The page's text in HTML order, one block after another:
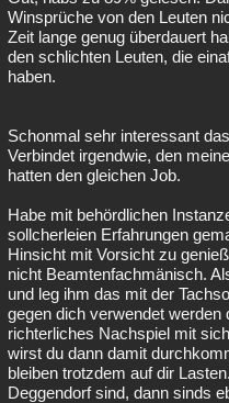
Winsprüche von den Leuten
Zeit lange genug überdauert
den schlichten Leuten, die
haben.
Schonmal sehr interessant
Verbindet irgendwie, den
hatten den gleichen Job.
Habe mit behördlichen
sollcherleien Erfahrungen
Hinsicht mit Vorsicht zu
nicht Beamtenfachmänisch.
und leg ihm das mit der
gegen dich verwendet
richterliches Nachspiel mit
wirst du dann damit
bleiben trotzdem auf dir
Deggendorf sind, dann sinds